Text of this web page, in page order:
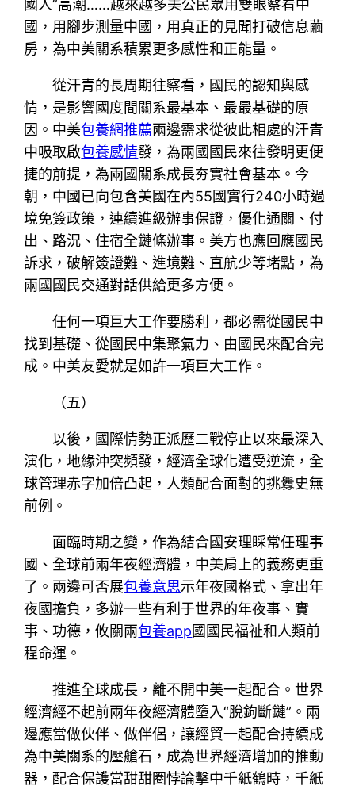
國人”高潮……越來越多美公民眾用雙眼察看中
國，用腳步測量中國，用真正的見聞打破信息繭
房，為中美關系積累更多感性和正能量。
從汗青的長周期往察看，國民的認知與感
情，是影響國度間關系最基本、最最基礎的原
因。中美包養網推薦兩邊需求從彼此相處的汗青
中吸取啟包養感情發，為兩國國民來往發明更便
捷的前提，為兩國關系成長夯實社會基本。今
朝，中國已向包含美國在內55國實行240小時過
境免簽政策，連續進級辦事保證，優化通關、付
出、路況、住宿全鏈條辦事。美方也應回應國民
訴求，破解簽證難、進境難、直航少等堵點，為
兩國國民交通對話供給更多方便。
任何一項巨大工作要勝利，都必需從國民中
找到基礎、從國民中集聚氣力、由國民來配合完
成。中美友愛就是如許一項巨大工作。
（五）
以後，國際情勢正派歷二戰停止以來最深入
演化，地緣沖突頻發，經濟全球化遭受逆流，全
球管理赤字加倍凸起，人類配合面對的挑釁史無
前例。
面臨時期之變，作為結合國安理睬常任理事
國、全球前兩年夜經濟體，中美肩上的義務更重
了。兩邊可否展包養意思示年夜國格式、拿出年
夜國擔負，多辦一些有利于世界的年夜事、實
事、功德，攸關兩包養app國國民福祉和人類前
程命運。
推進全球成長，離不開中美一起配合。世界
經濟經不起前兩年夜經濟體墮入“脫鉤斷鏈”。兩
邊應當做伙伴、做伴侶，讓經貿一起配合持續成
為中美關系的壓艙石，成為世界經濟增加的推動
器，配合保護當甜甜圈悖論擊中千紙鶴時，千紙